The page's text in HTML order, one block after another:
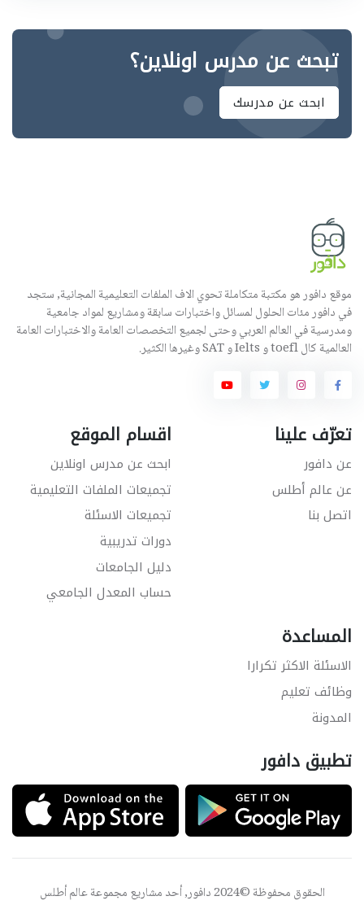
تبحث عن مدرس اونلاين؟
ابحث عن مدرسك
موقع دافور هو مكتبة متكاملة تحوي الاف الملفات التعليمية المجانية, ستجد
في دافور مئات الحلول لمسائل واختبارات سابقة ومشاريع لمواد جامعية
ومدرسية في العالم العربي وحتى لجميع التخصصات العامة والاختبارات العامة
العالمية كال toefl و Ielts و SAT وغيرها الكثير.
تعرّف علينا
عن دافور
عن عالم أطلس
اتصل بنا
اقسام الموقع
ابحث عن مدرس اونلاين
تجميعات الملفات التعليمية
تجميعات الاسئلة
دورات تدريبية
دليل الجامعات
حساب المعدل الجامعي
المساعدة
الاسئلة الاكثر تكرارا
وظائف تعليم
المدونة
تطبيق دافور
الحقوق محفوظة ©2024 دافور, أحد مشاريع مجموعة عالم أطلس